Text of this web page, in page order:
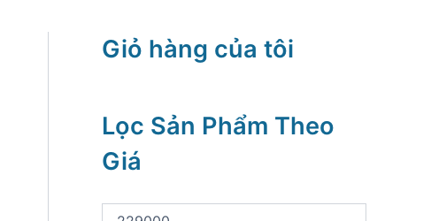
Giỏ hàng của tôi
Lọc Sản Phẩm Theo
Giá